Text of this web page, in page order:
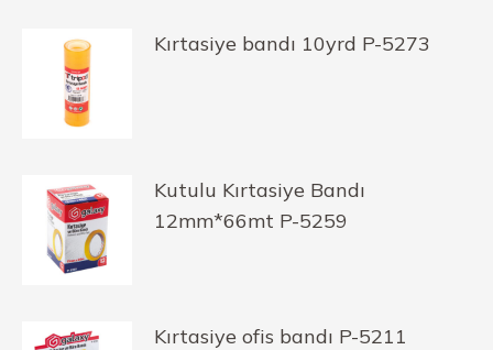
Kırtasiye bandı 10yrd P-5273
Kutulu Kırtasiye Bandı
12mm*66mt P-5259
Kırtasiye ofis bandı P-5211